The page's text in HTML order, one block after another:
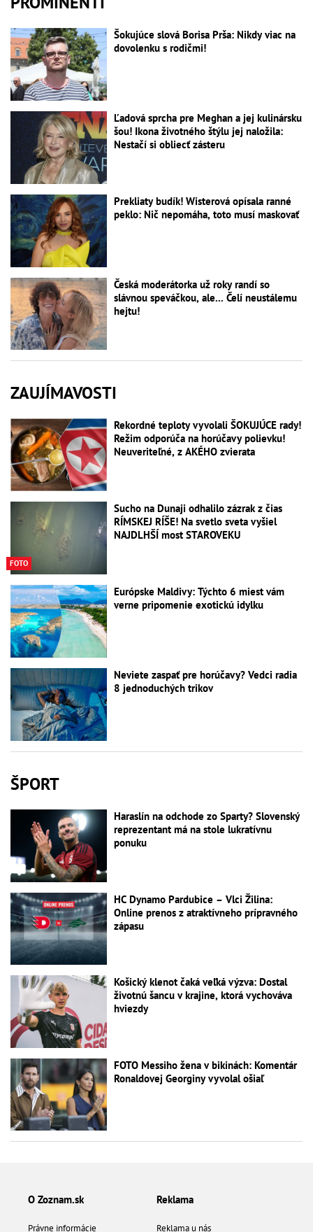
Šokujúce slová Borisa Prša: Nikdy viac na
dovolenku s rodičmi!
Ľadová sprcha pre Meghan a jej kulinársku
šou! Ikona životného štýlu jej naložila:
Nestačí si obliecť zásteru
Prekliaty budík! Wisterová opísala ranné
peklo: Nič nepomáha, toto musí maskovať
Česká moderátorka už roky randí so
slávnou speváčkou, ale... Čelí neustálemu
hejtu!
ZAUJÍMAVOSTI
Rekordné teploty vyvolali ŠOKUJÚCE rady!
Režim odporúča na horúčavy polievku!
Neuveriteľné, z AKÉHO zvierata
FOTO
Sucho na Dunaji odhalilo zázrak z čias
RÍMSKEJ RÍŠE! Na svetlo sveta vyšiel
NAJDLHŠÍ most STAROVEKU
Európske Maldivy: Týchto 6 miest vám
verne pripomenie exotickú idylku
Neviete zaspať pre horúčavy? Vedci radia
8 jednoduchých trikov
ŠPORT
Haraslín na odchode zo Sparty? Slovenský
reprezentant má na stole lukratívnu
ponuku
HC Dynamo Pardubice – Vlci Žilina:
Online prenos z atraktívneho prípravného
zápasu
Košický klenot čaká veľká výzva: Dostal
životnú šancu v krajine, ktorá vychováva
hviezdy
FOTO Messiho žena v bikinách: Komentár
Ronaldovej Georginy vyvolal ošiaľ
O Zoznam.sk
Právne informácie
Reklama
Reklama u nás